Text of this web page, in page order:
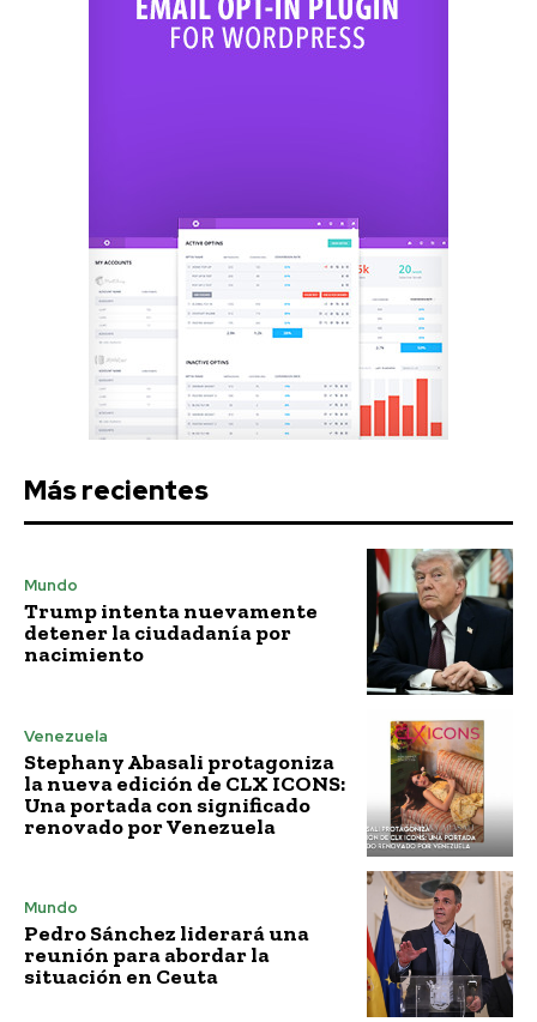
Más recientes
Mundo
Trump intenta nuevamente
detener la ciudadanía por
nacimiento
Venezuela
Stephany Abasali protagoniza
la nueva edición de CLX ICONS:
Una portada con significado
renovado por Venezuela
Mundo
Pedro Sánchez liderará una
reunión para abordar la
situación en Ceuta